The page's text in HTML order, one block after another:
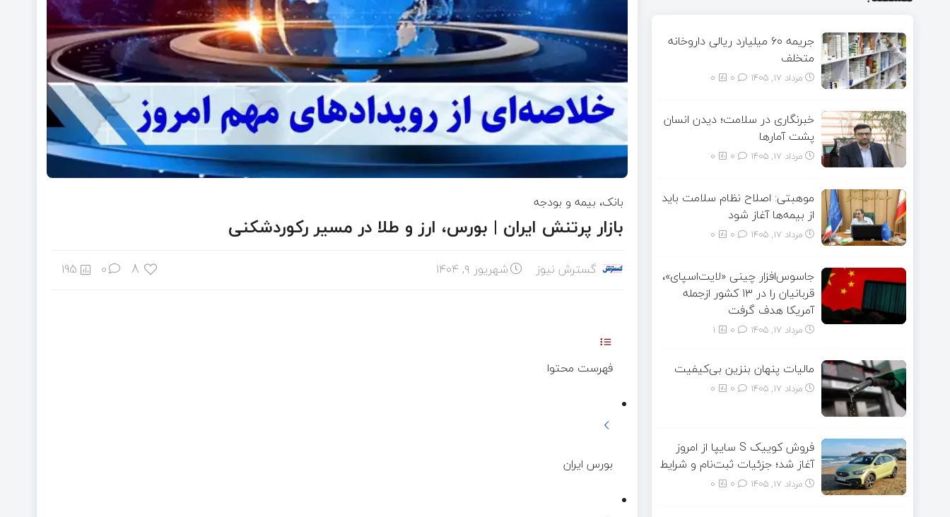
بانک، بیمه و بودجه
بازار پرتنش ایران | بورس، ارز و طلا در مسیر رکوردشکنی
گسترش نیوز شهریور ۹, ۱۴۰۴ 8
0
195
فهرست محتوا
بورس ایران
جریمه ۶۰ میلیارد ریالی داروخانه
متخلف
مرداد ۱۷, ۱۴۰۵ 0
خبرنگاری در سلامت؛ دیدن انسان
پشت آمارها
مرداد ۱۷, ۱۴۰۵ 0
موهبتی: اصلاح نظام سلامت باید
از بیمه‌ها آغاز شود
مرداد ۱۷, ۱۴۰۵ 0
جاسوس‌افزار چینی «لایت‌اسپای»،
قربانیان را در ۱۳ کشور ازجمله
آمریکا هدف گرفت
مرداد ۱۷, ۱۴۰۵ 1
مالیات پنهان بنزین بی‌کیفیت
مرداد ۱۷, ۱۴۰۵ 0
فروش کوییک S سایپا از امروز
آغاز شد؛ جزئیات ثبت‌نام و شرایط
مرداد ۱۷, ۱۴۰۵ 0